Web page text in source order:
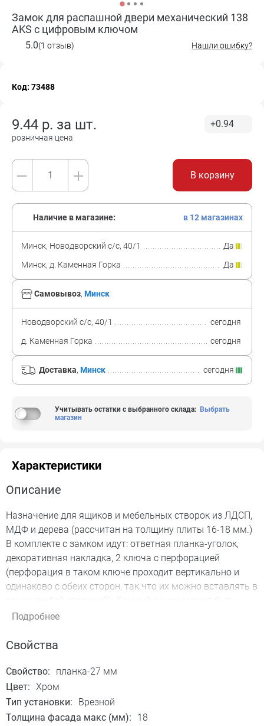
Замок для распашной двери механический 138
AKS c цифровым ключом
5.0(1 отзыв) Нашли ошибку?
Код: 73488
9.44 р. за шт.
розничная цена
+0.94
В корзину
Самовывоз, Минск
Новодворский с/с, 40/1
сегодня
д. Каменная Горка
сегодня
Доставка, Минск сегодня
Наличие в магазине: в 12 магазинах
Минск, Новодворский с/с, 40/1
Да
Минск, д. Каменная Горка
Да
Учитывать остатки с выбранного склада: Выбрать
магазин
Характеристики
Описание
Назначение для ящиков и мебельных створок из ЛДСП,
МДФ и дерева (рассчитан на толщину плиты 16-18 мм.)
В комплекте с замком идут: ответная планка-уголок,
декоративная накладка, 2 ключа с перфорацией
(перфорация в таком ключе проходит вертикально и
одинаково с обеих сторон, так что их можно вставлять в
использован в системе «Мастер-ключ». В случае
определенной серии.
Подробнее
Свойства
Свойство:
планка-27 мм
Цвет: Хром
Тип установки:
Врезной
Толщина фасада макс (мм):
18